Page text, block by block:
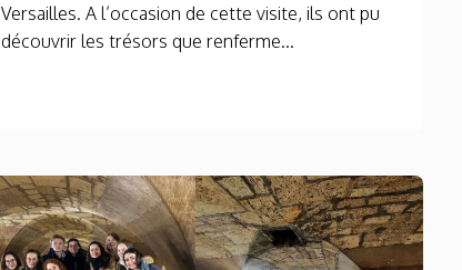
Versailles. A l’occasion de cette visite, ils ont pu
découvrir les trésors que renferme...